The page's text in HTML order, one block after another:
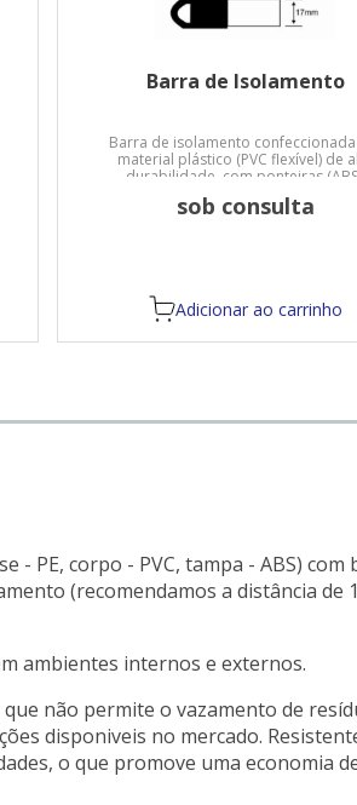
Barra de Isolamento
Barra de isolamento
material plástico (PVC flexível) de
durabilidade, com ponteiras
sob consulta
Adicionar ao carrinho
PE, corpo - PVC, tampa - ABS)
(recomendamos a distância
ambientes internos e externos.
não permite o vazamento de
disponiveis no mercado.
o que promove uma economia